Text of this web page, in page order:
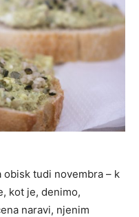
obisk tudi novembra – k
kot je, denimo,
naravi, njenim